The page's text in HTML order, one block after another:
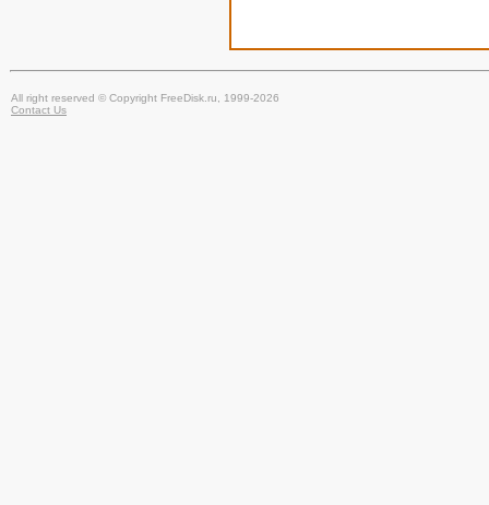
All right reserved © Copyright FreeDisk.ru, 1999-2026
Contact Us